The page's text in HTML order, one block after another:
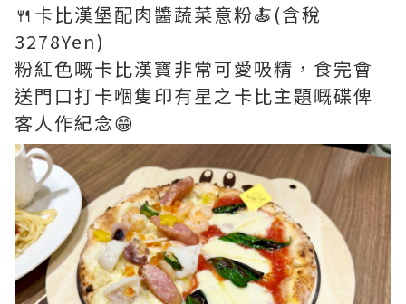
🍴卡比漢堡配肉醬蔬菜意粉🍝(含稅
3278Yen)
粉紅色嘅卡比漢寶非常可愛吸精，食完會
送門口打卡嗰隻印有星之卡比主題嘅碟俾
客人作紀念😁